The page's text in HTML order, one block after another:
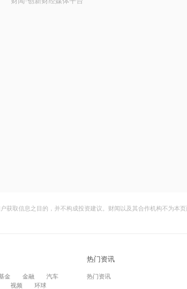
获取信息之目的，并不构成投资建议。财闻以及其合作机构不为
金 金融
汽车
视频 环球
热门资讯
热门资讯